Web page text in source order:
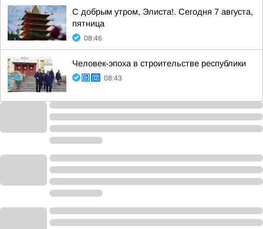
С добрым утром, Элиста!. Сегодня 7 августа,
пятница
08:46
Человек-эпоха в строительстве республики
08:43